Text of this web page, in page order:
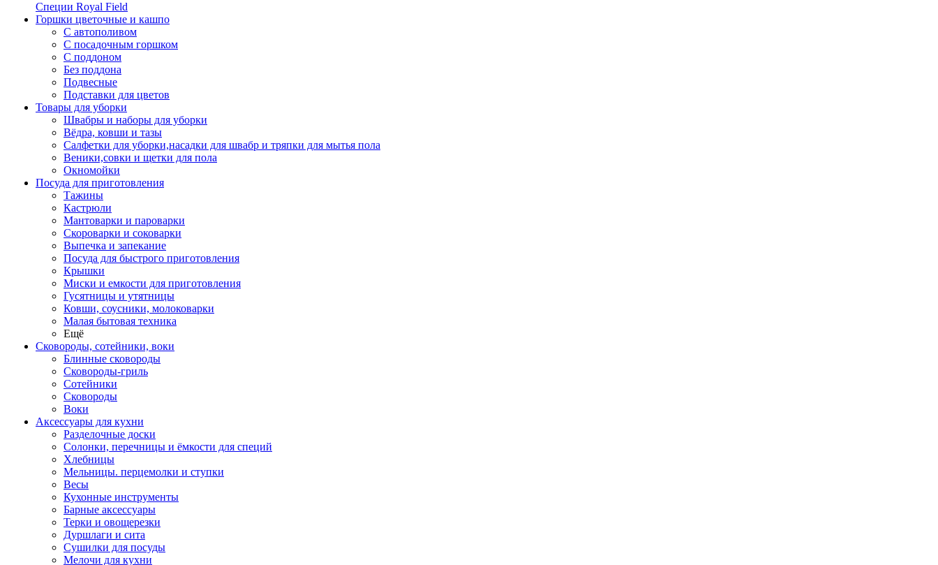
Специи Royal Field
Горшки цветочные и кашпо
С автополивом
С посадочным горшком
С поддоном
Без поддона
Подвесные
Подставки для цветов
Товары для уборки
Швабры и наборы для уборки
Вёдра, ковши и тазы
Салфетки для уборки,насадки для швабр и тряпки для мытья пола
Веники,совки и щетки для пола
Окномойки
Посуда для приготовления
Тажины
Кастрюли
Мантоварки и пароварки
Скороварки и соковарки
Выпечка и запекание
Посуда для быстрого приготовления
Крышки
Миски и емкости для приготовления
Гусятницы и утятницы
Ковши, соусники, молоковарки
Малая бытовая техника
Ещё
Сковороды, сотейники, воки
Блинные сковороды
Сковороды-гриль
Сотейники
Сковороды
Воки
Аксессуары для кухни
Разделочные доски
Солонки, перечницы и ёмкости для специй
Хлебницы
Мельницы. перцемолки и ступки
Весы
Кухонные инструменты
Барные аксессуары
Терки и овощерезки
Дуршлаги и сита
Сушилки для посуды
Мелочи для кухни